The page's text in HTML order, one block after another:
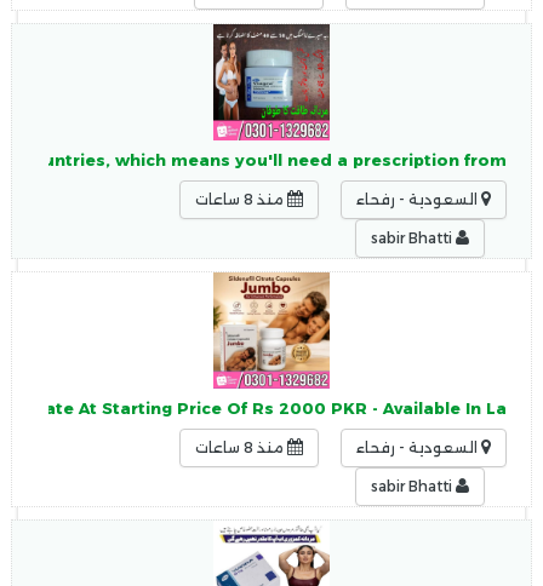
countries, which means you'll need a prescription from
السعودية - رفحاء منذ 8 ساعات
citrate At Starting Price Of Rs 2000 PKR - Available In La
السعودية - رفحاء منذ 8 ساعات